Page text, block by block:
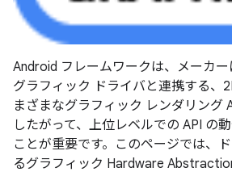
Android フレームワークは、メーカ
グラフィック ドライバと連携する、
まざまなグラフィック レンダリング
したがって、上位レベルでの API の
ことが重要です。このページでは、
るグラフィック Hardware